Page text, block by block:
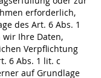
erforderlich,
des Art. 6 Abs. 1
wir Ihre Daten,
Verpflichtung
6 Abs. 1 lit. c
auf Grundlage